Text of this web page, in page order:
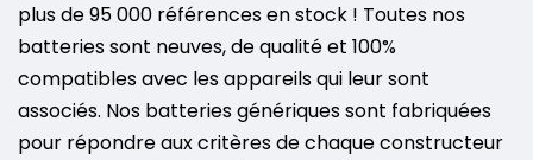
plus de 95 000 références en stock ! Toutes nos
batteries sont neuves, de qualité et 100%
compatibles avec les appareils qui leur sont
associés. Nos batteries génériques sont fabriquées
pour répondre aux critères de chaque constructeur